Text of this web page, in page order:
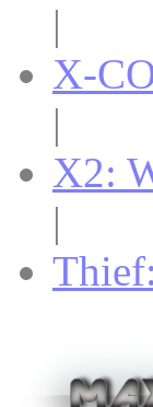
|
X-
|
X2:
|